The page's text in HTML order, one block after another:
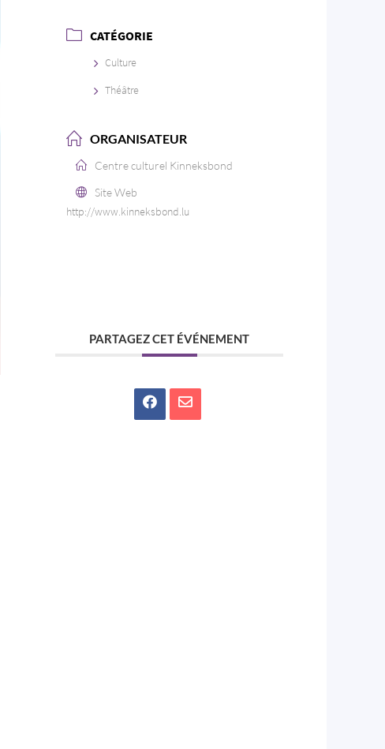
CATÉGORIE
Culture
Théâtre
ORGANISATEUR
Centre culturel Kinneksbond
Site Web
http://www.kinneksbond.lu
PARTAGEZ CET ÉVÉNEMENT